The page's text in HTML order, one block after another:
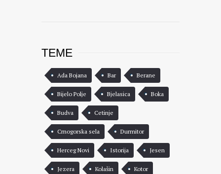
TEME
Ada Bojana Bar Berane
Bijelo Polje Bjelasica Boka
Budva Cetinje
Crnogorska sela Durmitor
Herceg Novi Istorija Jesen
Jezera Kolašin Kotor